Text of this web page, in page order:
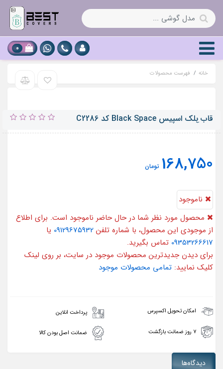
0
خانه فهرست محصولات
قاب ‌ِبلک اسپیس Black Space کد C2286
168,750 تومان
ناموجود
محصول مورد نظر شما در حال حاضر ناموجود است. برای اطلاع
از موجودی این محصول، با شماره تلفن 09129675932 یا
09353266617 تماس بگیرید.
برای دیدن جدیدترین محصولات موجود در سایت، بر روی لینک
کلیک نمایید: تمامی محصولات موجود
امکان تحویل اکسپرس پرداخت انلاین
۷ روز ضمانت بازگشت ضمانت اصل بودن کالا
دیدگاه‌ها